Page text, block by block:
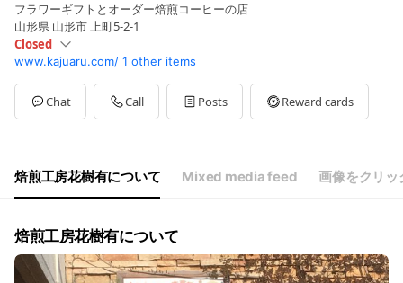
フラワーギフトとオーダー焙煎コーヒーの店
山形県 山形市 上町5-2-1
Closed
Mon10:00 - 18:30
Sun10:00 - 17:00
ThuClosed
※日祝日は17：00 定休日は毎週木曜日（イベント時は営業）
www.kajuaru.com/ 1 other items
Chat Call Posts Reward cards
焙煎工房花樹有について Mixed media feed 画像をクリ
焙煎工房花樹有について